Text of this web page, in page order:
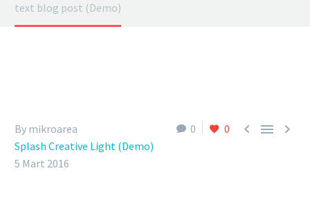
text blog post (Demo)
0 0   
By mikroarea
Splash Creative Light (Demo)
5 Mart 2016